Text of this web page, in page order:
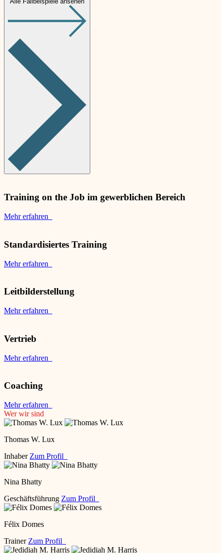
Training on the Job im gewerblichen Bereich
Mehr erfahren
Standardisiertes Training
Mehr erfahren
Leitbilderstellung
Mehr erfahren
Vertrieb
Mehr erfahren
Coaching
Mehr erfahren
Wer wir sind
Thomas W. Lux
Inhaber Zum Profil
Nina Bhatty
Geschäftsführung Zum Profil
Félix Domes
Trainer Zum Profil